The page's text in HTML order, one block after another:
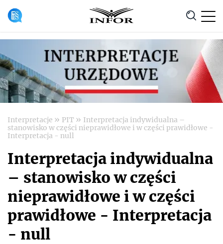
Anuluj
Interpretacje » PIT » Interpretacja indywidualna –
stanowisko w części nieprawidłowe i w części prawidłowe -
Interpretacja - null
Interpretacja indywidualna
– stanowisko w części
nieprawidłowe i w części
prawidłowe - Interpretacja
- null